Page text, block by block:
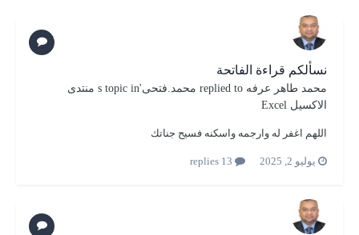
نسألكم قراءة الفاتحة
محمد طاهر عرفه محمد.فتحى's topic in
منتدى
الاكسيل Excel
اللهم اغفر له وارجمه واسكنه فسيح جناتك
يوليو 2, 2025